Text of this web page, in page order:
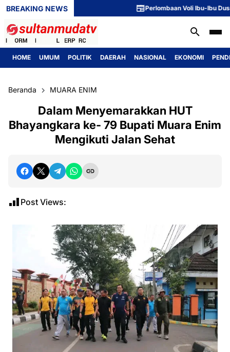
BREAKING NEWS Perlombaan Voli Ibu-Ibu Dusun
HOME UMUM POLITIK DAERAH NASIONAL EKONOMI
Beranda MUARA ENIM
Dalam Menyemarakkan HUT
Bhayangkara ke- 79 Bupati Muara Enim
Mengikuti Jalan Sehat
Post Views: